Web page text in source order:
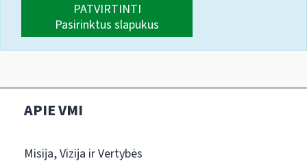
PATVIRTINTI
Pasirinktus slapukus
APIE VMI
Misija, Vizija ir Vertybės